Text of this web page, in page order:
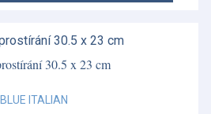
30.5 x 23 cm
BLUE ITALIAN